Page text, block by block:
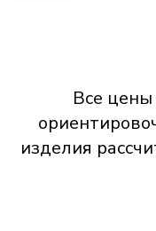
Все цены
изделия